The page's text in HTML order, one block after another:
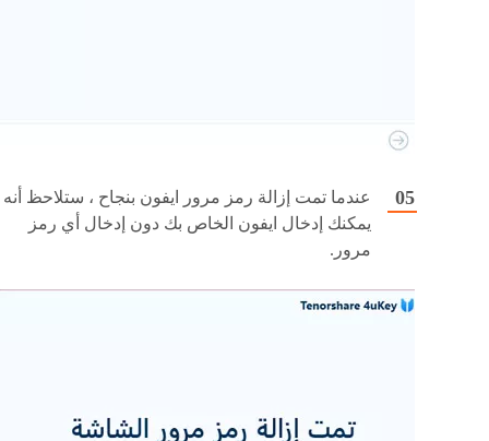
عندما تمت إزالة رمز مرور ايفون بنجاح ، ستلاحظ أنه
يمكنك إدخال ايفون الخاص بك دون إدخال أي رمز
مرور.